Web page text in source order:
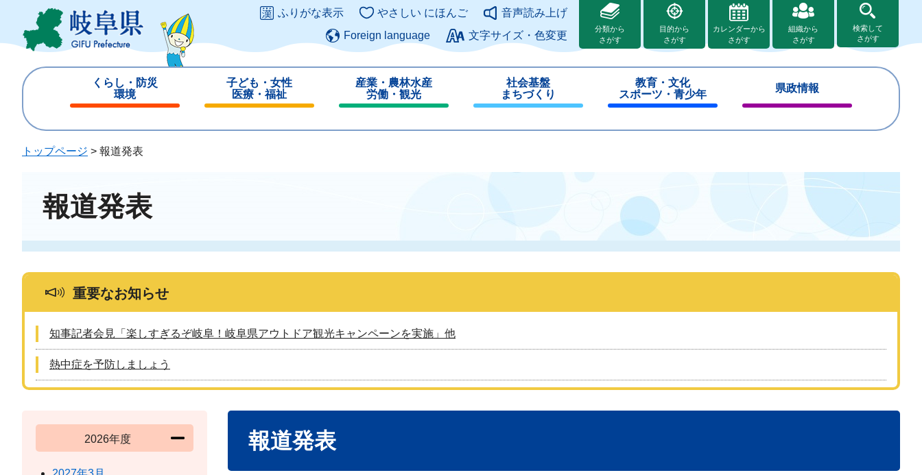
ジ
ュ
このページの本文へ
ふりがな表示 やさしい にほんご
音声読み上げ
Foreign language
文字サイズ・色変更
分類から
さがす
目的から
さがす
カレンダーから
さがす
組織から
さがす
検索して
さがす
くらし・防災
環境
じ
子ども・女性
医療・福祉
じ
産業・農林水産
労働・観光
じ
社会基盤
まちづくり
じ
教育・文化
スポーツ・青少年
じ
県政情報
じ
トップページ > 報道発表
報道発表
重要なお知らせ
知事記者会見「楽しすぎるぞ岐阜！岐阜県アウトドア観光キャンペーンを実施」他
熱中症を予防しましょう
報道発表
2026年度